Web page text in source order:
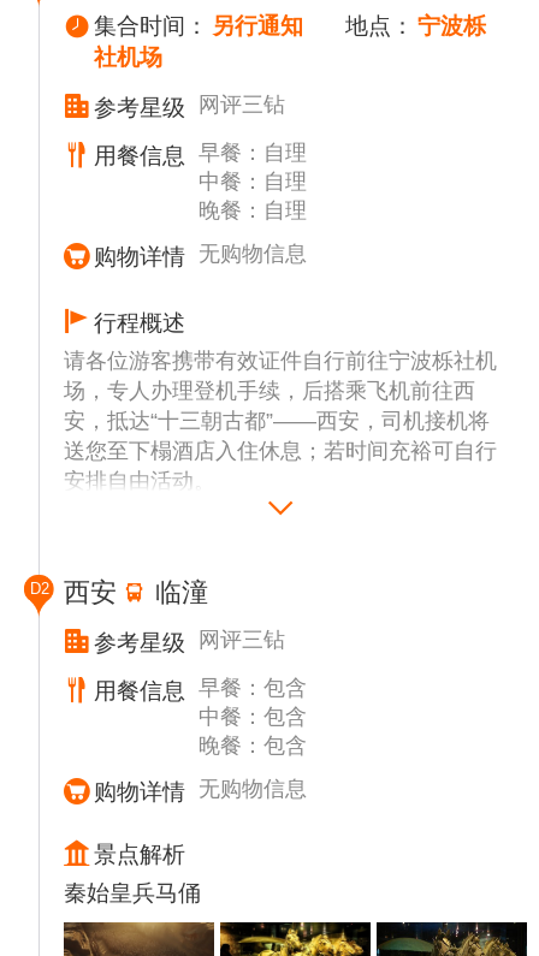
集合时间： 另行通知 地点： 宁波栎
社机场
参考星级
网评三钻
用餐信息
早餐：自理
中餐：自理
晚餐：自理
购物详情 无购物信息
行程概述
请各位游客携带有效证件自行前往宁波栎社机
场，专人办理登机手续，后搭乘飞机前往西
安，抵达“十三朝古都”——西安，司机接机将
送您至下榻酒店入住休息；若时间充裕可自行
安排自由活动。
2：到达酒店后请根据时间自行安排活动；我
公司导游会于21点前电话通知次日的集合时间
（晚班机有可能延后通知）。当日无导游服务
任何情况均请拔打24小时紧急联系人电话。
D2 西安 临潼
参考星级 网评三钻
用餐信息
早餐：包含
中餐：包含
晚餐：包含
购物详情 无购物信息
景点解析
秦始皇兵马俑